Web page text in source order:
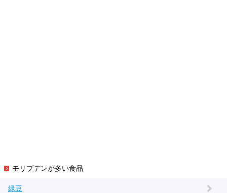
モリブデンが多い食品
緑豆